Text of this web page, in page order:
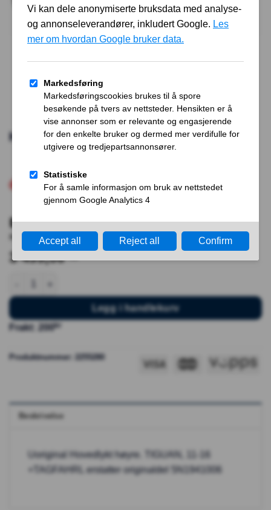
Hovedlykt høyre – VW Tiguan
3 499,00
Legg i handlekurv
Frakt: 200
Produktnummer: 2255280
Beskrivelse
Uoriginal Hovedlykt høyre. TIGUAN, 11-16
+TAGFAHRL erstatter originaldel 5N1941006